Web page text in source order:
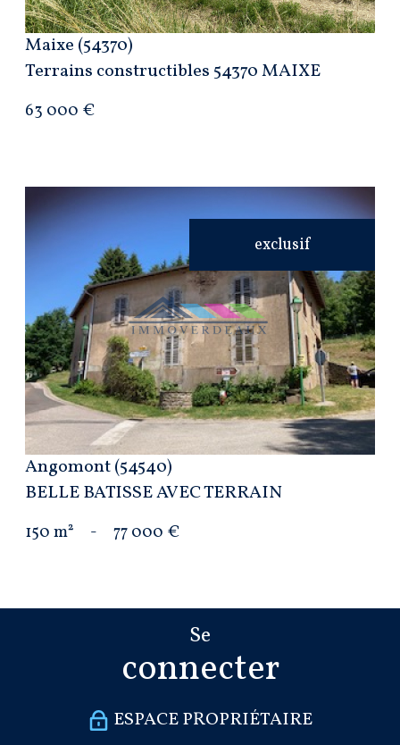
Maixe (54370)
Terrains constructibles 54370 MAIXE
63 000 €
exclusif
VOIR LE BIEN
Angomont (54540)
BELLE BATISSE AVEC TERRAIN
150 m² - 77 000 €
Se
connecter
ESPACE PROPRIÉTAIRE